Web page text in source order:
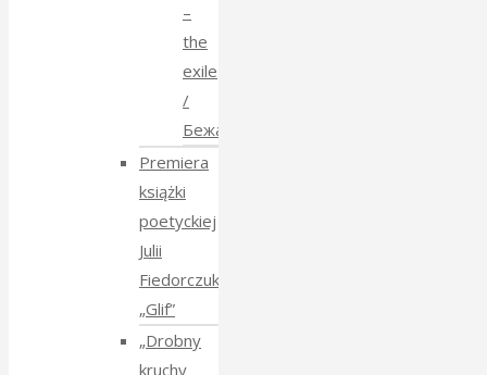
–
the
exile
/
Бежанства
Premiera
książki
poetyckiej
Julii
Fiedorczuk
„Glif”
„Drobny
kruchy